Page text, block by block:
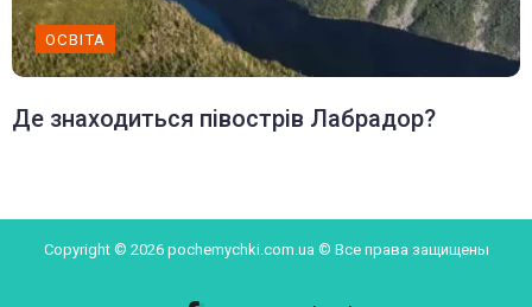
ОСВІТА
Де знаходиться півострів Лабрадор?
Copyright © 2026 pochemychki.com.ua © Все права защищены